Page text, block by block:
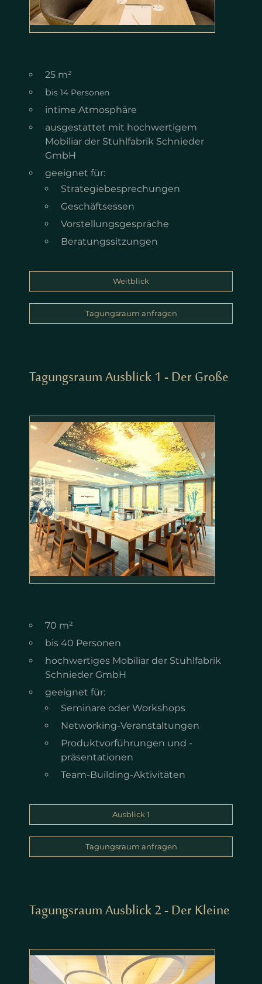
25 m²
bis 14 Personen
intime Atmosphäre
ausgestattet mit hochwertigem
Mobiliar der Stuhlfabrik Schnieder
GmbH
geeignet für:
Strategiebesprechungen
Geschäftsessen
Vorstellungsgespräche
Beratungssitzungen
Weitblick
Tagungsraum anfragen
Tagungsraum Ausblick 1 - Der Große
70 m²
bis 40 Personen
hochwertiges Mobiliar der Stuhlfabrik
Schnieder GmbH
geeignet für:
Seminare oder Workshops
Networking-Veranstaltungen
Produktvorführungen und -
präsentationen
Team-Building-Aktivitäten
Ausblick 1
Tagungsraum anfragen
Tagungsraum Ausblick 2 - Der Kleine